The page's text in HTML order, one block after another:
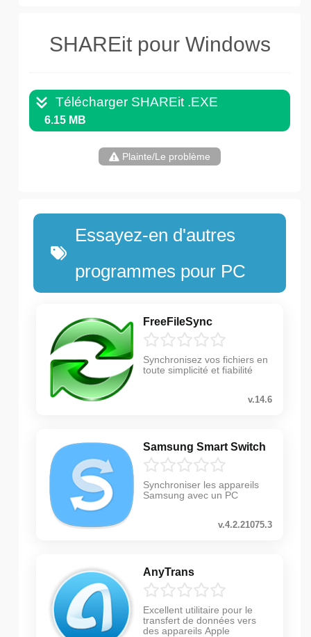
SHAREit pour Windows
Télécharger SHAREit .EXE
6.15 MB
Plainte/Le problème
Essayez-en d'autres
programmes pour PC
FreeFileSync
Synchronisez vos fichiers en
toute simplicité et fiabilité
v.14.6
Samsung Smart Switch
Synchroniser les appareils
Samsung avec un PC
v.4.2.21075.3
AnyTrans
Excellent utilitaire pour le
transfert de données vers
des appareils Apple